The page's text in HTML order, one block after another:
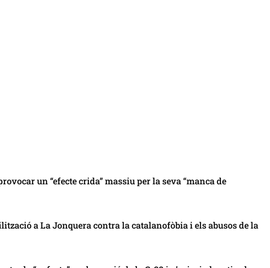
un “efecte crida” massiu per la seva “manca de
a La Jonquera contra la catalanofòbia i els abusos de la